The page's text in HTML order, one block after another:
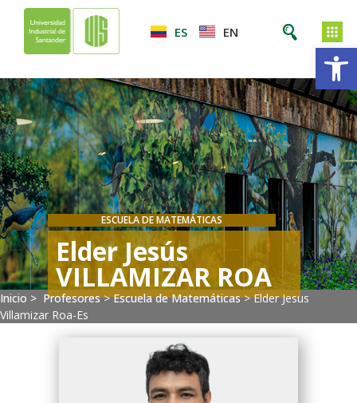
ES EN
Inicio > Profesores>Escuela de Matemáticas>Elder Jesus
Villamizar Roa-Es
ESCUELA DE MATEMÁTICAS
Elder Jesús
VILLAMIZAR ROA